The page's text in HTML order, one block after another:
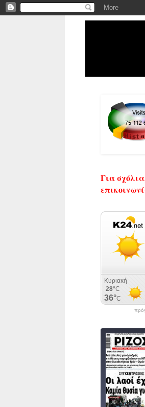
Για